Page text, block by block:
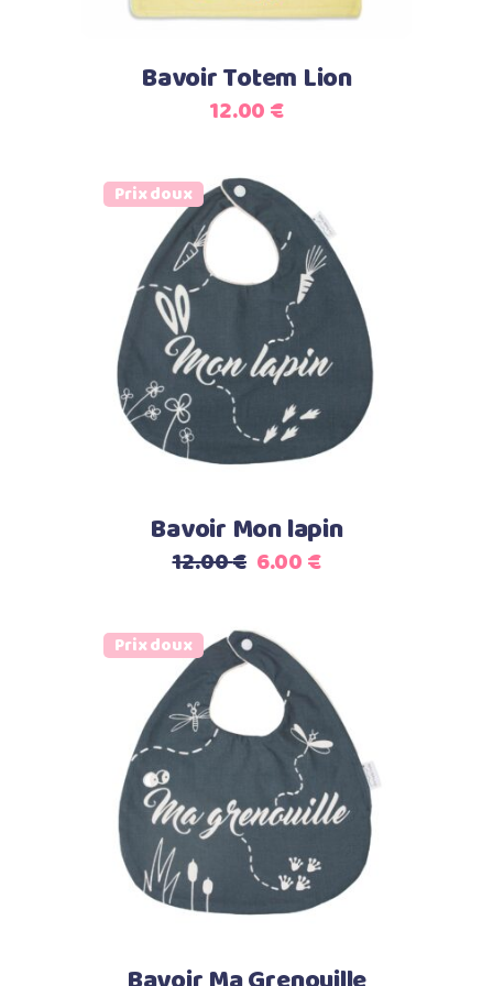
Bavoir Totem Lion
12.00€
Prix doux
Ajouter au panier
Bavoir Mon lapin
12.00€ Le
était :
12.00 €.
6.00€Le
6.00 €.
Prix doux
Ajouter au panier